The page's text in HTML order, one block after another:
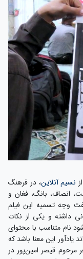
نسیم آنلاین، در فرهنگ
انصاف، بانگ، فغان و
وجه تسمیه این فیلم
داشته و یکی از نکات
متناسب با محتوای
یادآور این معنا باشد که
مرحوم قیصر امین‌پور در